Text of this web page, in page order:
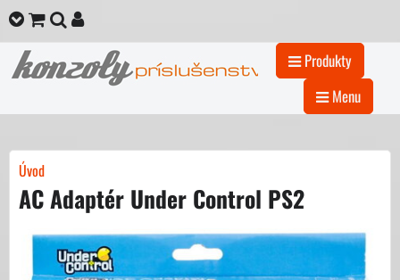
Produkty
Menu
Úvod
AC Adaptér Under Control PS2